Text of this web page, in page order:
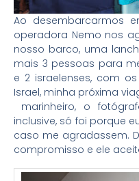
Ao desembarcarmos
operadora Nemo nos
nosso barco, uma
mais 3 pessoas para
e 2 israelenses, com
Israel, minha próxima
marinheiro, o
inclusive, só foi porque
caso me agradassem.
compromisso e ele